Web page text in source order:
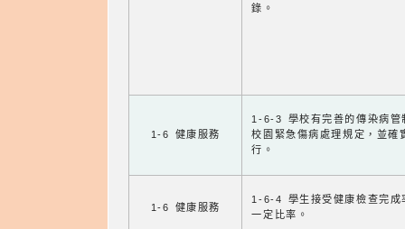
錄。
1-6 健康服務
1-6-3 學校有完善的傳染病管
校園緊急傷病處理規定，並確
行。
1-6 健康服務
1-6-4 學生接受健康檢查完成
一定比率。